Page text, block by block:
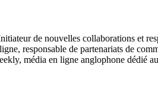
de nouvelles collaborations et
responsable de partenariats de
média en ligne anglophone dédié